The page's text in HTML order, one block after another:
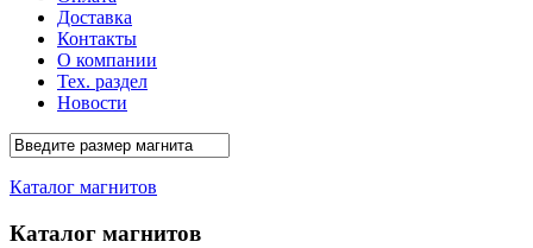
Доставка
Контакты
О компании
Тех. раздел
Новости
Каталог магнитов
Каталог магнитов